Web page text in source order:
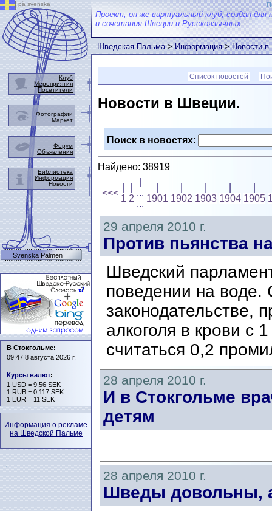
Проект, он же виртуальный клуб, создан для
и сочетания Швеции и Русскоязычных...
Шведская Пальма>Информация>Новости
Список новостей
Новости в Швеции.
Поиск в новостях:
Найдено: 38919
<<<
1 2
...
...
1901 1902 1903 1904 1905
29 апреля 2010 г.
Против пьянства
Шведский
поведении на воде.
законодательстве,
алкоголя в крови c
считаться 0,2
28 апреля 2010 г.
И в Стокгольме
детям
28 апреля 2010 г.
Шведы довольны,
på svenska
Клуб
Мероприятия
Посетители
Фотографии
Маркет
Форум
Объявления
Библиотека
Информация
Новости
Svenska Palmen
В Стокгольме:
09:47 8 августа 2026 г.
Курсы валют:
1 USD = 9,56 SEK
1 RUB = 0,117 SEK
1 EUR = 11 SEK
Информация о рекламе
на Шведской Пальме